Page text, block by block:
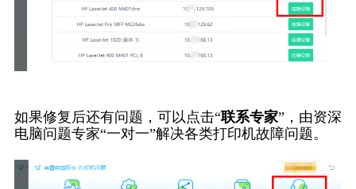
如果修复后还有问题，可以点击“联系专家”，由资深
电脑问题专家“一对一”解决各类打印机故障问题。